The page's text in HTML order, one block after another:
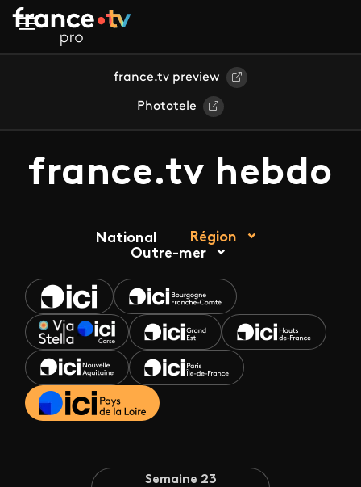
Aller au contenu principal
france.tv preview
Phototele
france.tv hebdo
National
Région
Outre-mer
Semaine 23